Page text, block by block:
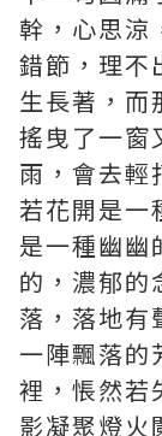
幹，心思涼
錯節，理不
生長著，而
搖曳了一窗
雨，會去輕
若花開是一
是一種幽幽
的，濃郁的
落，落地有
一陣飄落的
裡，悵然若
影凝聚燈火